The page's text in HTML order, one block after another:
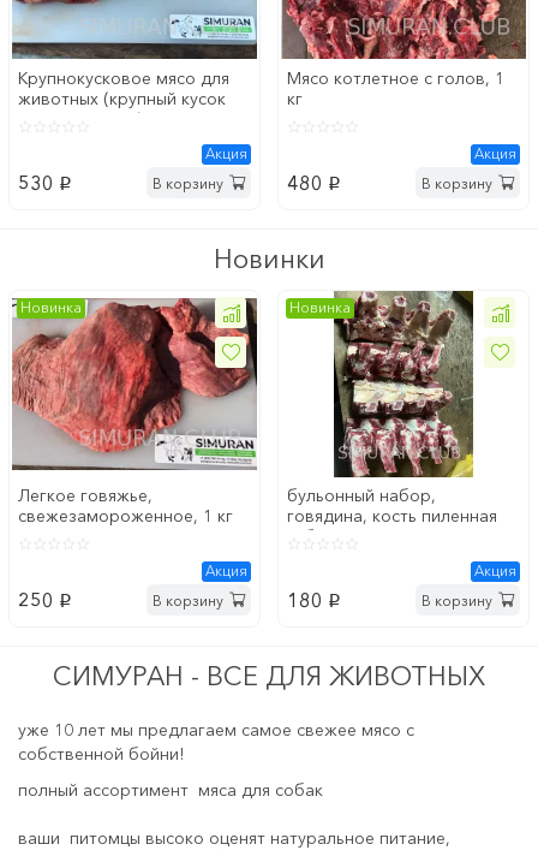
Крупнокусковое мясо для
животных (крупный кусок
красного мяса) "говядина
отборная", фасовка пакет
530 p
Акция
В корзину
Мясо котлетное с голов, 1
кг
480 p
Акция
В корзину
Новинки
Новинка
Легкое говяжье,
свежезамороженное, 1 кг
250 p
Акция
В корзину
Новинка
бульонный набор,
говядина, кость пиленная
кубиками, 1 кг
180 p
Акция
В корзину
СИМУРАН - ВСЕ ДЛЯ ЖИВОТНЫХ
уже 10 лет мы предлагаем самое свежее мясо с
собственной бойни!
полный ассортимент мяса для собак
ваши питомцы высоко оценят натуральное питание,